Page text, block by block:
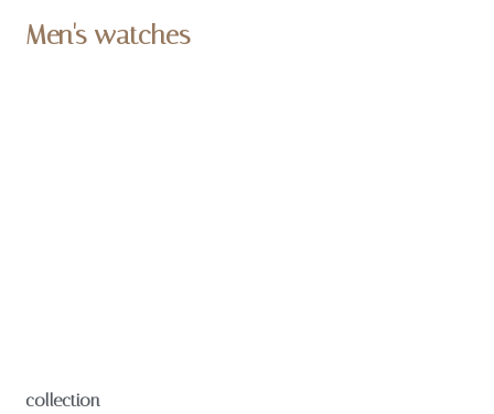
Men's watches
collection